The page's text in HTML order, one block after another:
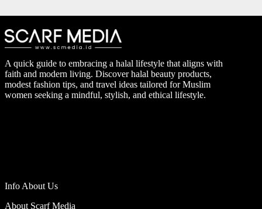
A quick guide to embracing a halal lifestyle that aligns with
faith and modern living. Discover halal beauty products,
modest fashion tips, and travel ideas tailored for Muslim
women seeking a mindful, stylish, and ethical lifestyle.
Info About Us
About Scarf Media